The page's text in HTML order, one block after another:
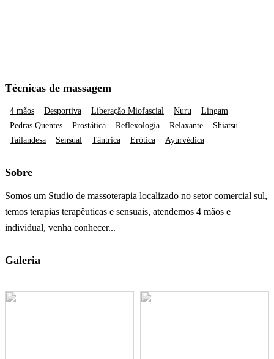
Técnicas de massagem
4 mãos Desportiva Liberação Miofascial Nuru
Lingam
Pedras Quentes
Prostática Reflexologia Relaxante
Shiatsu
Tailandesa
Sensual Tântrica Erótica Ayurvédica
Sobre
Somos um Studio de massoterapia localizado no setor comercial sul,
temos terapias terapêuticas e sensuais, atendemos 4 mãos e
individual, venha conhecer...
Galeria